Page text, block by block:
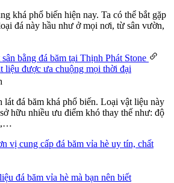
khá phổ biến hiện nay. Ta có thể bắt gặp
đá này hầu như ở mọi nơi, từ sân vườn,
liệu được ưa chuộng mọi thời đại
lát đá băm khá phổ biến. Loại vật liệu này
hữu nhiều ưu điểm khó thay thế như: độ
đá băm vỉa hè mà bạn nên biết